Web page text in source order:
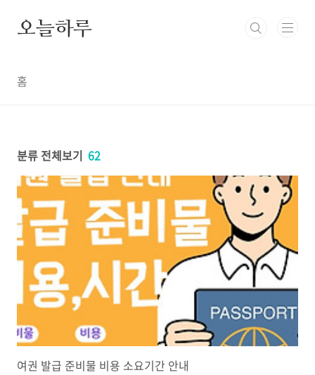
오늘하루
홈
분류 전체보기 62
여권 발급 준비물 비용 소요기간 안내